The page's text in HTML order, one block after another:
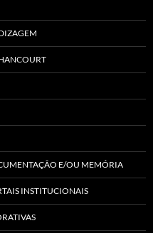
E/OU MEMÓRIA
INSTITUCIONAIS